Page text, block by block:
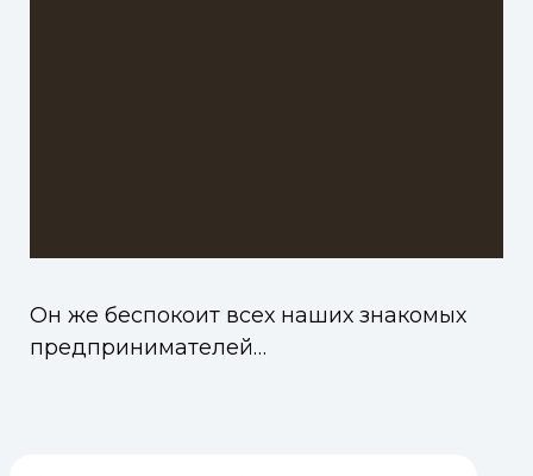
Он же беспокоит всех наших знакомых
предпринимателей…